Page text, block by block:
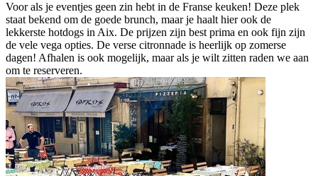
Voor als je eventjes geen zin hebt in de Franse keuken! Deze plek
staat bekend om de goede brunch, maar je haalt hier ook de
lekkerste hotdogs in Aix. De prijzen zijn best prima en ook fijn zijn
de vele vega opties. De verse citronnade is heerlijk op zomerse
dagen! Afhalen is ook mogelijk, maar als je wilt zitten raden we aan
om te reserveren.